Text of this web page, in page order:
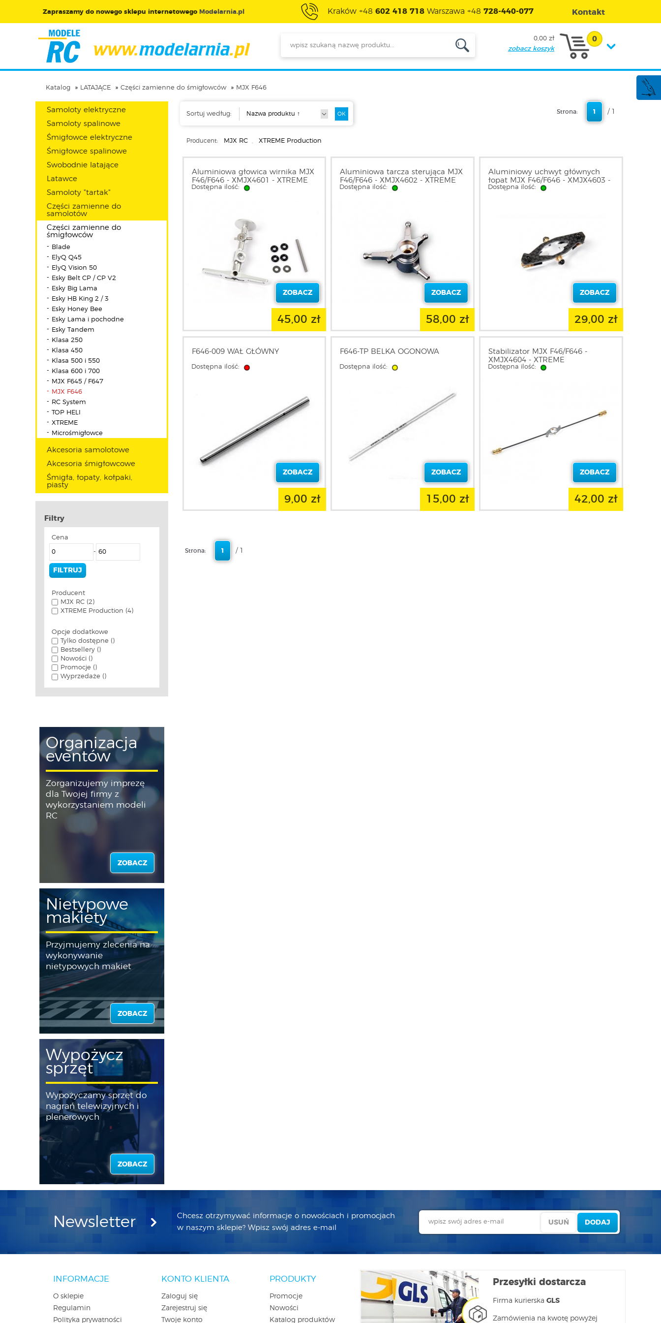
Zapraszamy do nowego sklepu internetowego Modelarnia.pl Kraków +48 602 418 718Warszawa +48 728-440-077 Kontakt
0,00 zł
zobacz koszyk
0
Katalog LATAJĄCE Części zamienne do śmigłowców MJX F646
Samoloty elektryczne
Samoloty spalinowe
Śmigłowce elektryczne
Śmigłowce spalinowe
Swobodnie latające
Latawce
Samoloty "tartak"
Części zamienne do
samolotów
Części zamienne do
śmigłowców
Blade
ElyQ Q45
ElyQ Vision 50
Esky Belt CP / CP V2
Esky Big Lama
Esky HB King 2 / 3
Esky Honey Bee
Esky Lama i pochodne
Esky Tandem
Klasa 250
Klasa 450
Klasa 500 i 550
Klasa 600 i 700
MJX F645 / F647
MJX F646
RC System
TOP HELI
XTREME
Microśmigłowce
Akcesoria samolotowe
Akcesoria śmigłowcowe
Śmigła, łopaty, kołpaki,
piasty
Filtry
Cena
-
Producent
MJX RC (2)
XTREME Production (4)
Opcje dodatkowe
Tylko dostępne ()
Bestsellery ()
Nowości ()
Promocje ()
Wyprzedaże ()
Organizacja
eventów
Zorganizujemy imprezę
dla Twojej firmy z
wykorzystaniem modeli
RC
ZOBACZ
Nietypowe
makiety
Przyjmujemy zlecenia na
wykonywanie
nietypowych makiet
ZOBACZ
Wypożycz
sprzęt
Wypożyczamy sprzęt do
nagrań telewizyjnych i
plenerowych
ZOBACZ
Sortuj według: Strona: 1 / 1
Producent: MJX RC XTREME Production
Aluminiowa głowica wirnika MJX
F46/F646 - XMJX4601 - XTREME
Dostępna ilość:
ZOBACZ
45,00 zł
Aluminiowa tarcza sterująca MJX
F46/F646 - XMJX4602 - XTREME
Dostępna ilość:
ZOBACZ
58,00 zł
Aluminiowy uchwyt głównych
łopat MJX F46/F646 - XMJX4603 -
XTREME
Dostępna ilość:
ZOBACZ
29,00 zł
F646-009 WAŁ GŁÓWNY
Dostępna ilość:
ZOBACZ
9,00 zł
F646-TP BELKA OGONOWA
Dostępna ilość:
ZOBACZ
15,00 zł
Stabilizator MJX F46/F646 -
XMJX4604 - XTREME
Dostępna ilość:
ZOBACZ
42,00 zł
Strona: 1 / 1
Newsletter
Chcesz otrzymywać informacje o nowościach i promocjach
w naszym sklepie? Wpisz swój adres e-mail
INFORMACJE
O sklepie
Regulamin
Polityka prywatności
KONTO KLIENTA
Zaloguj się
Zarejestruj się
Twoje konto
PRODUKTY
Promocje
Nowości
Katalog produktów
Przesyłki dostarcza
Firma kurierska GLS
Zamówienia na kwotę powyżej